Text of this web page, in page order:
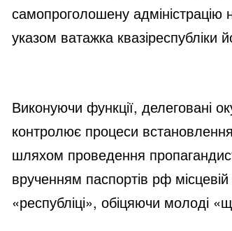
самопроголошену адміністрацію
указом ватажка
Виконуючи функції, делеговані
контролює процеси встановлення
шляхом проведення
врученням паспортів рф
«республіці», обіцяючи молоді